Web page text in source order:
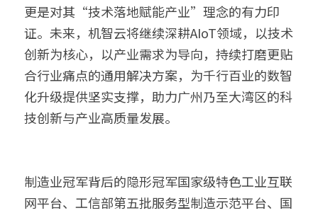
更是对其“技术落地赋能产业”理念的有力印
证。未来，机智云将继续深耕AIoT领域，以技术
创新为核心，以产业需求为导向，持续打磨更贴
合行业痛点的通用解决方案，为千行百业的数智
化升级提供坚实支撑，助力广州乃至大湾区的科
技创新与产业高质量发展。
制造业冠军背后的隐形冠军国家级特色工业互联
网平台、工信部第五批服务型制造示范平台、国